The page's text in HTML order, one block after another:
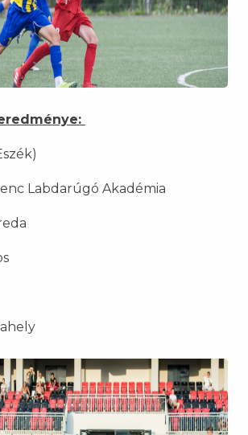
Labdarúgó Akadémia